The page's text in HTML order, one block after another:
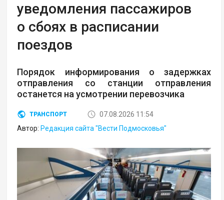
уведомления пассажиров
о сбоях в расписании
поездов
Порядок информирования о задержках
отправления со станции отправления
останется на усмотрении перевозчика
ТРАНСПОРТ
07.08.2026 11:54
Автор: Редакция сайта "Вести Подмосковья"